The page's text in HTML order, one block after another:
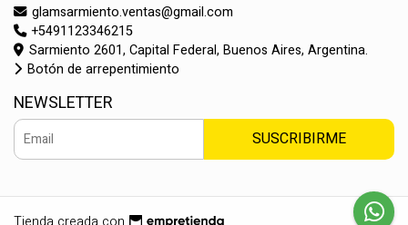
glamsarmiento.ventas@gmail.com
+5491123346215
Sarmiento 2601, Capital Federal, Buenos Aires, Argentina.
Botón de arrepentimiento
NEWSLETTER
SUSCRIBIRME